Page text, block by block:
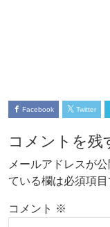
Facebook Twitter
コメントを残
メールアドレスが
ている欄は必須項目
コメント ※